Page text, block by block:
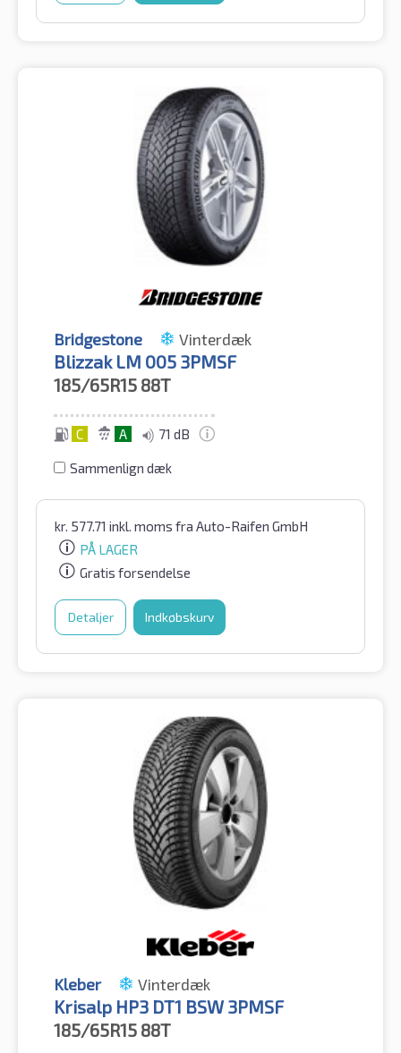
Bridgestone Vinterdæk
Blizzak LM 005 3PMSF
185/65R15 88T
C A 71 dB
Sammenlign dæk
kr. 577.71 inkl. moms fra Auto-Raifen GmbH
PÅ LAGER
Gratis forsendelse
Detaljer Indkøbskurv
Kleber Vinterdæk
Krisalp HP3 DT1 BSW 3PMSF
185/65R15 88T